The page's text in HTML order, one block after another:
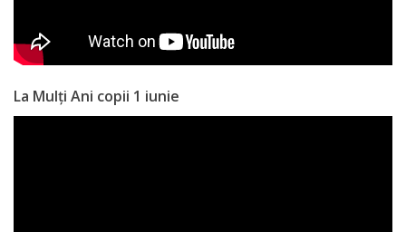
Invitații
de
participare
La Mulți Ani copii 1 iunie